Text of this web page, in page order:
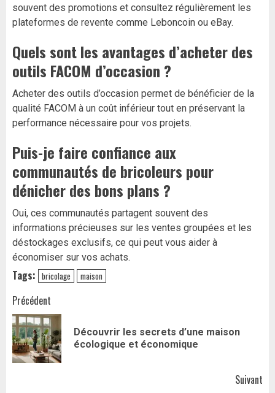
souvent des promotions et consultez régulièrement les
plateformes de revente comme Leboncoin ou eBay.
Quels sont les avantages d’acheter des
outils FACOM d’occasion ?
Acheter des outils d’occasion permet de bénéficier de la
qualité FACOM à un coût inférieur tout en préservant la
performance nécessaire pour vos projets.
Puis-je faire confiance aux
communautés de bricoleurs pour
dénicher des bons plans ?
Oui, ces communautés partagent souvent des
informations précieuses sur les ventes groupées et les
déstockages exclusifs, ce qui peut vous aider à
économiser sur vos achats.
Tags: bricolage maison
Navigation
d’article
Précédent
Découvrir les secrets d’une maison
écologique et économique
Suivant